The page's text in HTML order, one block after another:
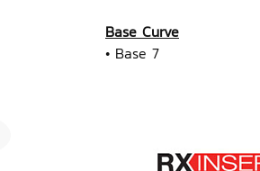
Base Curve
• Base 7